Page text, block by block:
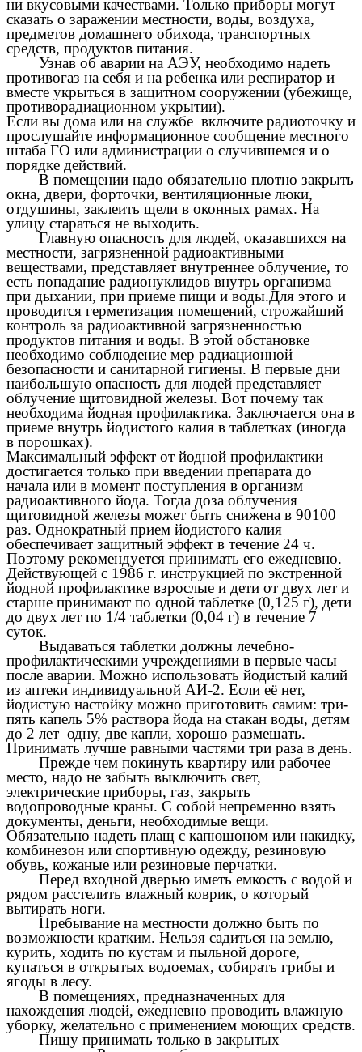
ни вкусовыми качествами. Только приборы могут
сказать о заражении местности, воды, воздуха,
предметов домашнего обихода, транспортных
средств, продуктов питания.
Узнав об аварии на АЭУ, необходимо надеть
противогаз на себя и на ребенка или респиратор и
вместе укрыться в защитном сооружении (убежище,
противорадиационном укрытии).
Если вы дома или на службе включите радиоточку и
прослушайте информационное сообщение местного
штаба ГО или администрации о случившемся и о
порядке действий.
В помещении надо обязательно плотно закрыть
окна, двери, форточки, вентиляционные люки,
отдушины, заклеить щели в оконных рамах. На
улицу стараться не выходить.
Главную опасность для людей, оказавшихся на
местности, загрязненной радиоактивными
веществами, представляет внутреннее облучение, то
есть попадание радионуклидов внутрь организма
при дыхании, при приеме пищи и воды.Для этого и
проводится герметизация помещений, строжайший
контроль за радиоактивной загрязненностью
продуктов питания и воды. В этой обстановке
необходимо соблюдение мер радиационной
безопасности и санитарной гигиены. В первые дни
наибольшую опасность для людей представляет
облучение щитовидной железы. Вот почему так
необходима йодная профилактика. Заключается она в
приеме внутрь йодистого калия в таблетках (иногда
в порошках).
Максимальный эффект от йодной профилактики
достигается только при введении препарата до
начала или в момент поступления в организм
радиоактивного йода. Тогда доза облучения
щитовидной железы может быть снижена в 90100
раз. Однократный прием йодистого калия
обеспечивает защитный эффект в течение 24 ч.
Поэтому рекомендуется принимать его ежедневно.
Действующей с 1986 г. инструкцией по экстренной
йодной профилактике взрослые и дети от двух лет и
старше принимают по одной таблетке (0,125 г), дети
до двух лет по 1/4 таблетки (0,04 г) в течение 7
суток.
Выдаваться таблетки должны лечебно-
профилактическими учреждениями в первые часы
после аварии. Можно использовать йодистый калий
из аптеки индивидуальной АИ-2. Если её нет,
йодистую настойку можно приготовить самим: три-
пять капель 5% раствора йода на стакан воды, детям
до 2 лет одну, две капли, хорошо размешать.
Принимать лучше равными частями три раза в день.
Прежде чем покинуть квартиру или рабочее
место, надо не забыть выключить свет,
электрические приборы, газ, закрыть
водопроводные краны. С собой непременно взять
документы, деньги, необходимые вещи.
Обязательно надеть плащ с капюшоном или накидку,
комбинезон или спортивную одежду, резиновую
обувь, кожаные или резиновые перчатки.
Перед входной дверью иметь емкость с водой и
рядом расстелить влажный коврик, о который
вытирать ноги.
Пребывание на местности должно быть по
возможности кратким. Нельзя садиться на землю,
курить, ходить по кустам и пыльной дороге,
купаться в открытых водоемах, собирать грибы и
ягоды в лесу.
В помещениях, предназначенных для
нахождения людей, ежедневно проводить влажную
уборку, желательно с применением моющих средств.
Пищу принимать только в закрытых